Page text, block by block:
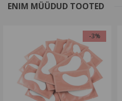
ENIM MÜÜDUD TOOTED
-3%